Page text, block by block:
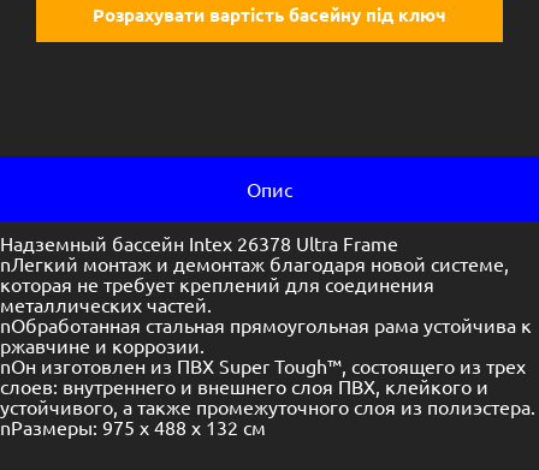
Розрахувати вартість басейну під ключ
Опис
Надземный бассейн Intex 26378 Ultra Frame
nЛегкий монтаж и демонтаж благодаря новой системе,
которая не требует креплений для соединения
металлических частей.
nОбработанная стальная прямоугольная рама устойчива к
ржавчине и коррозии.
nОн изготовлен из ПВХ Super Tough™, состоящего из трех
слоев: внутреннего и внешнего слоя ПВХ, клейкого и
устойчивого, а также промежуточного слоя из полиэстера.
nРазмеры: 975 x 488 x 132 см